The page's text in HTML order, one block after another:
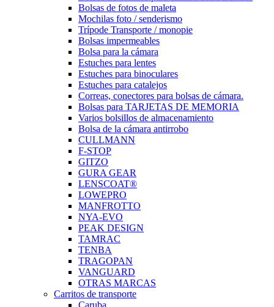
Bolsas de fotos de maleta
Mochilas foto / senderismo
Trípode Transporte / monopie
Bolsas impermeables
Bolsa para la cámara
Estuches para lentes
Estuches para binoculares
Estuches para catalejos
Correas, conectores para bolsas de cámara.
Bolsas para TARJETAS DE MEMORIA
Varios bolsillos de almacenamiento
Bolsa de la cámara antirrobo
CULLMANN
F-STOP
GITZO
GURA GEAR
LENSCOAT®
LOWEPRO
MANFROTTO
NYA-EVO
PEAK DESIGN
TAMRAC
TENBA
TRAGOPAN
VANGUARD
OTRAS MARCAS
Carritos de transporte
Caruba